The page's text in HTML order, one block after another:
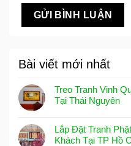
Bài viết mới nhất
Treo Tranh Vinh
Tại Thái Nguyên
Lắp Đặt Tranh
Khách Tại TP Hồ